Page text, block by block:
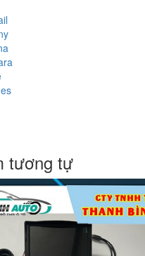
tương tự